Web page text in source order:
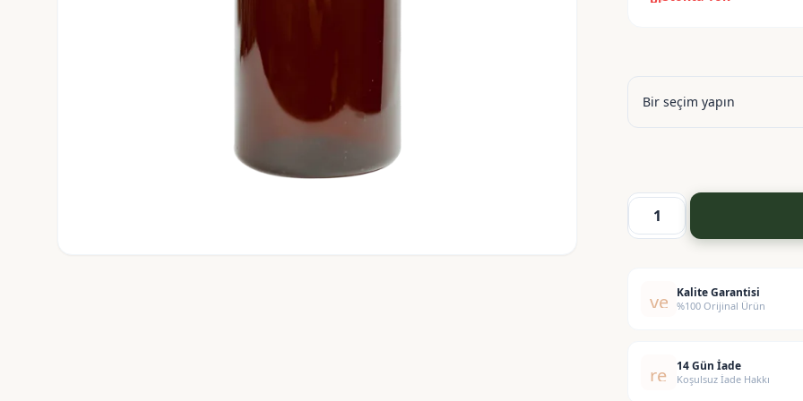
Amber
verified
Kalite Garantisi
%100 Orijinal Ürün
replay14 Gün İade
Koşulsuz İade Hakkı